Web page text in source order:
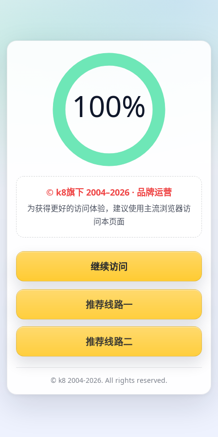
100%
© k8旗下 2004–2026 · 品牌运营
为获得更好的访问体验，建议使用主流浏览器访
问本页面
继续访问
推荐线路一
推荐线路二
© k8 2004-2026. All rights reserved.